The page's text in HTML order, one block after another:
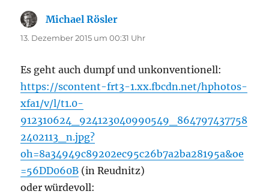
Michael Rösler
13. Dezember 2015 um 00:31 Uhr
Es geht auch dumpf und unkonventionell:
https://scontent-frt3-1.xx.fbcdn.net/hphotos-
xfa1/v/l/t1.0-
912310624_924123040990549_864797437758
2402113_n.jpg?
oh=8a34949c89202ec95c26b7a2ba28195a&oe
=56DD060B (in Reudnitz)
oder würdevoll: